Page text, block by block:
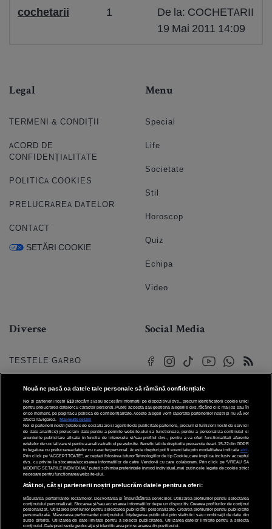
cochetarii 1
De la: COCHETARII
19 Mai 2011 14:09
Legal
TERMENI & CONDIȚII
ACORD DE
CONFIDENȚIALITATE
POLITICA COOKIES
PRELUCRAREA DATELOR
CONTACT
SETĂRI COOKIE
Menu
Special
Life
Societate
Stil
Horoscop
Quiz
Echipa
Video
Diverse
TESTELE GARBO
HOROSCOP
HOROSCOPUL IUBIRII
FORUMURI
TRATAMENTE NATURISTE
DICTIONARE NUME
Social Media
© 2026 Internet Corp SRL
Toate drepturile rezervate
Nouă ne pasă ca datele tale personale să rămână confidențiale
Noi și partenerii noștri 610stocăm și/sau accesăm informații pe dispozitivul dvs., precum identificatorii cookie unici
pentru prelucrarea datelor cu caracter personal. Puteți accepta sau gestiona alegerile dvs. făcând clic mai jos sau în
orice moment, pe pagina cu politica de confidențialitate. Aceste alegeri vor fi raportate partenerilor noștri și nu vă vor
afecta navigarea.
Mai multe detalii
Noi si partenerii nostri (retelele de socializare si agentiile de publicitate partenere, precum si furnizorii nostri de servicii
de date analitice) prelucram date pentru a permite website-ului sa functioneze, pentru a personaliza continutul si
anunturile publicitare afisate in functie de interesele si/sau profilul dvs., pentru a va oferi functionalitati aferente
retelelor de socializare si pentru a analiza traficul pe website. Beneficiati de drepturile prevazute de art. 15-22 din GDPR
in legatura cu prelucrarea datelor cu caracter personal. Aceste drepturi pot fi exercitate prin modalitatea indicata aici
Prin click pe “ACCEPT TOATE”, acceptati folosirea tuturor Tehnologiilor de tip Cookie, care implica inclusiv acceptul
dvs. cu privire la stocarea/accesarea informatiilor de catre Vendor-ii cu care colaboram. Prin click pe “VREAU SA
MODIFIC SETARILE INDIVIDUAL” puteti schimba preferintele in mod individual, mai putin cele legate de cookie strict
necesare pentru functionarea website-ului.
Atât noi, cât și partenerii noștri prelucrăm datele pentru a oferi:
Măsurarea performanței reclamelor. Dezvoltarea și îmbunătățirea serviciilor. Utilizarea profilurilor pentru selectarea
conținutului personalizat. Stocarea și/sau accesarea informațiilor de pe un dispozitiv. Crearea profilurilor de conținut
personalizat. Utilizarea profilurilor pentru selectarea publicității personalizate. Crearea profilurilor pentru publicitate
personalizată. Măsurarea performanței conținutului. Înțelegerea publicului prin statistici sau combinații de date din
surse diferite. Utilizarea de date limitate pentru a selecta publicitatea. Utilizarea datelor limitate pentru a selecta
conținutul. Date precise de geolocație și identificarea prin scanarea dispozitivului.